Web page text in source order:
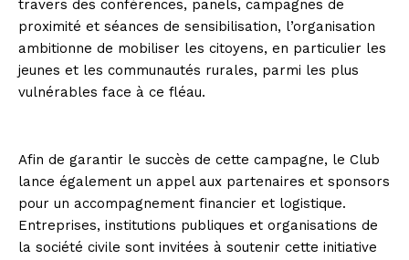
travers des conférences, panels, campagnes de
proximité et séances de sensibilisation, l’organisation
ambitionne de mobiliser les citoyens, en particulier les
jeunes et les communautés rurales, parmi les plus
vulnérables face à ce fléau.
Afin de garantir le succès de cette campagne, le Club
lance également un appel aux partenaires et sponsors
pour un accompagnement financier et logistique.
Entreprises, institutions publiques et organisations de
la société civile sont invitées à soutenir cette initiative